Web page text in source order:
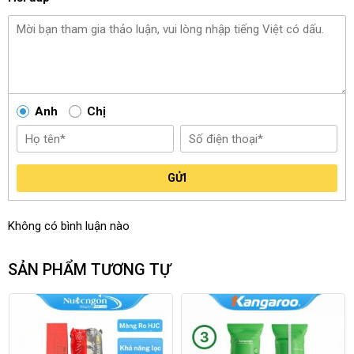
Anh Chị
GỬI
Không có bình luận nào
SẢN PHẨM TƯƠNG TỰ